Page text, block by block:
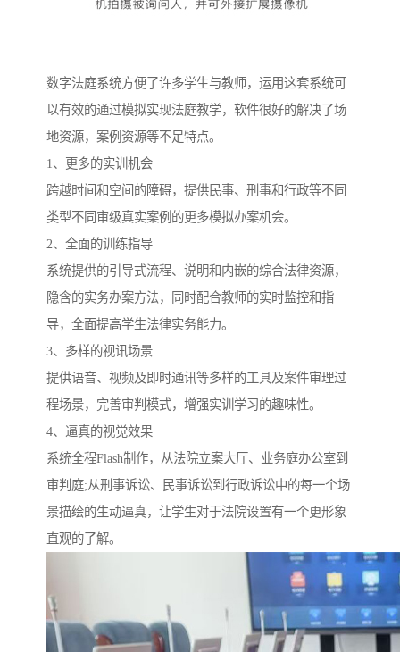
数字法庭系统方便了许多学生与教师，运用这套系统可
以有效的通过模拟实现法庭教学，软件很好的解决了场
地资源，案例资源等不足特点。
1、更多的实训机会
跨越时间和空间的障碍，提供民事、刑事和行政等不同
类型不同审级真实案例的更多模拟办案机会。
2、全面的训练指导
系统提供的引导式流程、说明和内嵌的综合法律资源，
隐含的实务办案方法，同时配合教师的实时监控和指
导，全面提高学生法律实务能力。
3、多样的视讯场景
提供语音、视频及即时通讯等多样的工具及案件审理过
程场景，完善审判模式，增强实训学习的趣味性。
4、逼真的视觉效果
系统全程Flash制作，从法院立案大厅、业务庭办公室到
审判庭;从刑事诉讼、民事诉讼到行政诉讼中的每一个场
景描绘的生动逼真，让学生对于法院设置有一个更形象
直观的了解。